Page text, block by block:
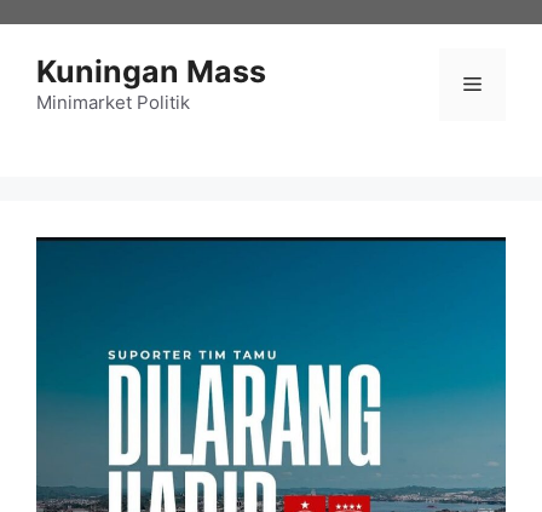
Kuningan Mass
Minimarket Politik
Menu